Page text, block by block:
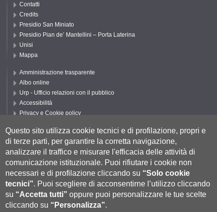
Contatti
Credits
Presidio San Miniato
Presidio Pian de’ Mantellini – Porta Laterina
Unisi
Mappa
Amministrazione trasparente
Albo online
Urp - Ufficio relazioni con il pubblico
Accessibilità
Privacy e Cookie policy
Segui UNISI
Questo sito utilizza cookie tecnici e di profilazione, propri e
di terze parti, per garantire la corretta navigazione,
analizzare il traffico e misurare l'efficacia delle attività di
comunicazione istituzionale. Puoi rifiutare i cookie non
necessari e di profilazione cliccando su “Solo cookie
tecnici”. Puoi scegliere di acconsentirne l’utilizzo cliccando
su “Accetta tutti” oppure puoi personalizzare le tue scelte
cliccando su “Personalizza”.